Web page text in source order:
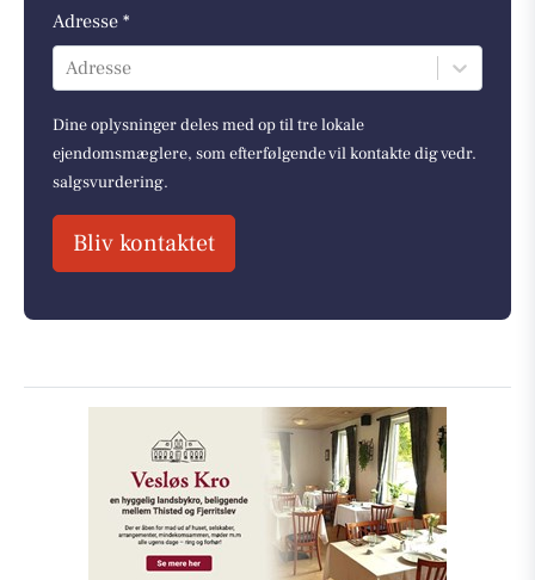
Adresse *
Adresse
Dine oplysninger deles med op til tre lokale
ejendomsmæglere, som efterfølgende vil kontakte dig vedr.
salgsvurdering.
Bliv kontaktet